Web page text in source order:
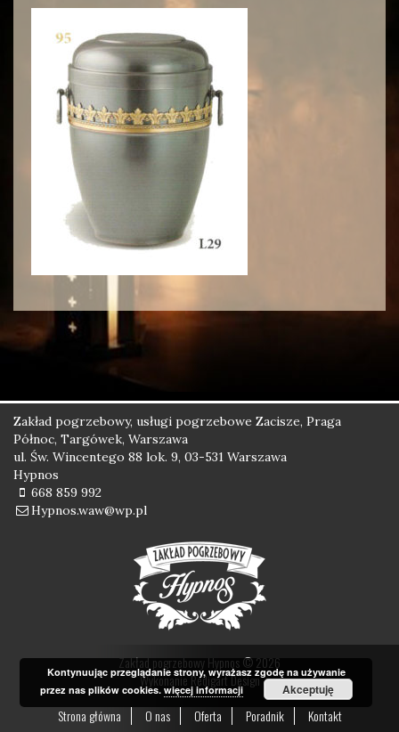
Zakład pogrzebowy, usługi pogrzebowe Zacisze, Praga
Północ, Targówek, Warszawa
ul. Św. Wincentego 88 lok. 9, 03-531 Warszawa
Hypnos
668 859 992
Hypnos.waw@wp.pl
Zakład pogrzebowy Hypnos © 2026
WykonanieRedigart Design
Strona główna
O nas Oferta Poradnik Kontakt
Kontynuując przeglądanie strony, wyrażasz zgodę na używanie
przez nas plików cookies.więcej informacji Akceptuję